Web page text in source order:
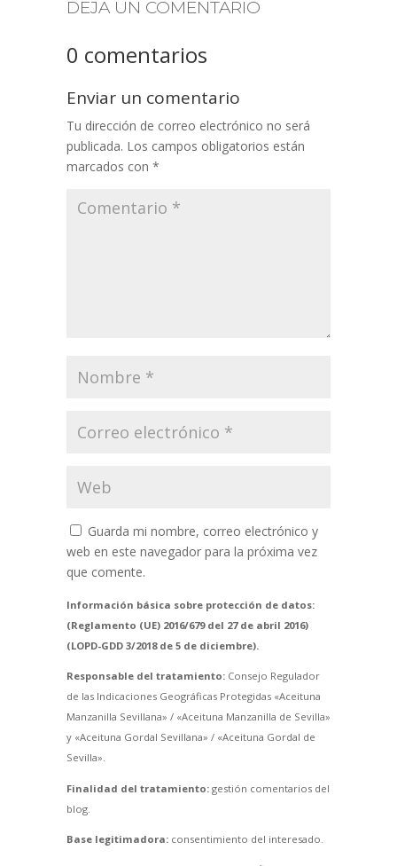
DEJA UN COMENTARIO
0 comentarios
Enviar un comentario
Tu dirección de correo electrónico no será
publicada. Los campos obligatorios están
marcados con *
Guarda mi nombre, correo electrónico y
web en este navegador para la próxima vez
que comente.
Información básica sobre protección de datos:
(Reglamento (UE) 2016/679 del 27 de abril 2016)
(LOPD-GDD 3/2018 de 5 de diciembre).
Responsable del tratamiento:Consejo Regulador
de las Indicaciones Geográficas Protegidas «Aceituna
Manzanilla Sevillana» / «Aceituna Manzanilla de Sevilla»
y «Aceituna Gordal Sevillana» / «Aceituna Gordal de
Sevilla».
Finalidad del tratamiento:gestión comentarios del
blog.
Base legitimadora:consentimiento del interesado.